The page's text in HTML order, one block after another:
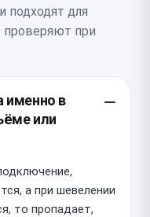
подходят для
проверяют при
именно в
или
а при шевелении
то пропадает,